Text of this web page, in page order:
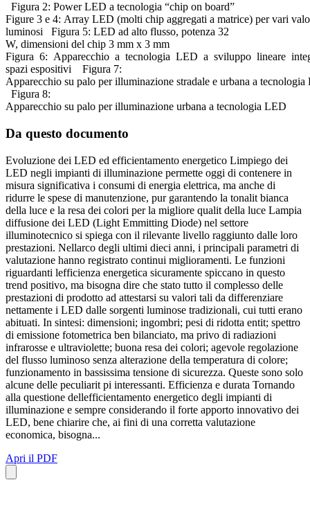
Figura 2: Power LED a tecnologia “chip on board”
Figure 3 e 4: Array LED (molti chip aggregati a matrice) per vari
luminosi Figura 5: LED ad alto flusso, potenza 32
W, dimensioni del chip 3 mm x 3 mm
Figura 6: Apparecchio a tecnologia LED a sviluppo lineare
spazi espositivi Figura 7:
Apparecchio su palo per illuminazione stradale e urbana a
Figura 8:
Apparecchio su palo per illuminazione urbana a tecnologia LED
Da questo documento
Evoluzione dei LED ed efficientamento energetico Limpiego dei
LED negli impianti di illuminazione permette oggi di contenere in
misura significativa i consumi di energia elettrica, ma anche di
ridurre le spese di manutenzione, pur garantendo la tonalit bianca
della luce e la resa dei colori per la migliore qualit della luce Lampia
diffusione dei LED (Light Emmitting Diode) nel settore
illuminotecnico si spiega con il rilevante livello raggiunto dalle loro
prestazioni. Nellarco degli ultimi dieci anni, i principali parametri di
valutazione hanno registrato continui miglioramenti. Le funzioni
riguardanti lefficienza energetica sicuramente spiccano in questo
trend positivo, ma bisogna dire che stato tutto il complesso delle
prestazioni di prodotto ad attestarsi su valori tali da differenziare
nettamente i LED dalle sorgenti luminose tradizionali, cui tutti erano
abituati. In sintesi: dimensioni; ingombri; pesi di ridotta entit; spettro
di emissione fotometrica ben bilanciato, ma privo di radiazioni
infrarosse e ultraviolette; buona resa dei colori; agevole regolazione
del flusso luminoso senza alterazione della temperatura di colore;
funzionamento in bassissima tensione di sicurezza. Queste sono solo
alcune delle peculiarit pi interessanti. Efficienza e durata Tornando
alla questione dellefficientamento energetico degli impianti di
illuminazione e sempre considerando il forte apporto innovativo dei
LED, bene chiarire che, ai fini di una corretta valutazione
economica, bisogna...
Apri il PDF